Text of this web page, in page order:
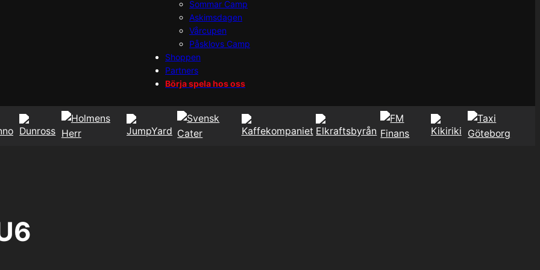
Sommar Camp
Askimsdagen
Vårcupen
Påsklovs Camp
Shoppen
Partners
Börja spela hos oss